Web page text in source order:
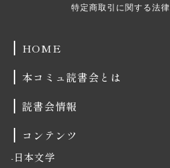
特定商取引に関する法
HOME
本コミュ読書会とは
読書会情報
コンテンツ
日本文学